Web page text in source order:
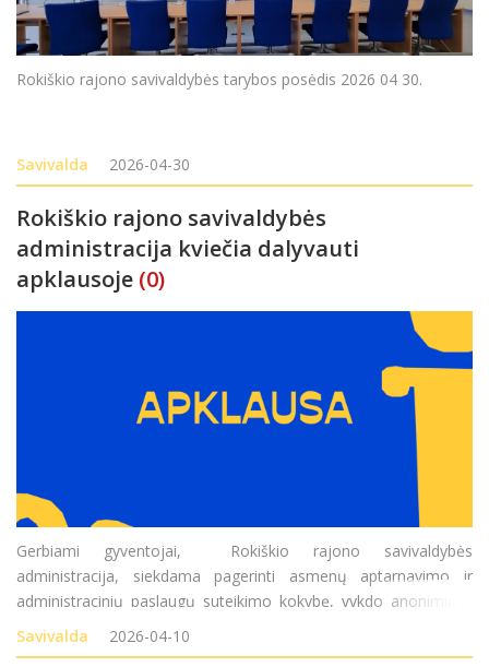
Rokiškio rajono savivaldybės tarybos posėdis 2026 04 30.
Savivalda 2026-04-30
Rokiškio rajono savivaldybės
administracija kviečia dalyvauti
apklausoje (0)
Gerbiami gyventojai, Rokiškio rajono savivaldybės
administracija, siekdama pagerinti asmenų aptarnavimo ir
administracinių paslaugų suteikimo kokybę, vykdo anonimines
asmenų apklausas. Kviečiame pareikšti savo nuomonę užpildant
anketas internete, tiesiogiai atvykus į Roki&s
Savivalda 2026-04-10